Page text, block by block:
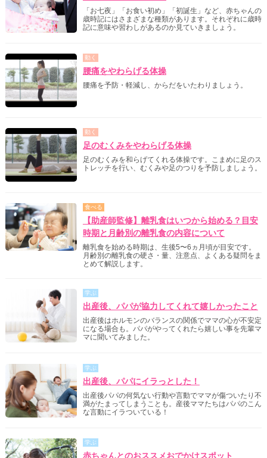
「お七夜」「お食い初め」「初誕生」など、赤ちゃんの
歳時記にはさまざまな種類があります。それぞれに歳時
記に意味や習わしがあるのか見ていきましょう。
動く
腰痛をやわらげる体操
腰痛を予防・軽減し、からだをいたわりましょう。
動く
足のむくみをやわらげる体操
足のむくみを和らげてくれる体操です。こまめに足のス
トレッチを行い、むくみや足のつりを予防しましょう。
食べる
【助産師監修】離乳食はいつから始める？目安
時期と月齢別の離乳食の内容について
離乳食を始める時期は、生後5〜6ヵ月頃が目安です。
月齢別の離乳食の硬さ・量、注意点、よくある疑問をま
とめて解説します。
学ぶ
出産後、パパが協力してくれて嬉しかったこと
出産後はホルモンのバランスの関係でママの心が不安定
になる場合も。パパがやってくれたら嬉しい事を先輩マ
マに聞いてみました。
学ぶ
出産後、パパにイラっとした！
出産後パパの何気ない行動や言動でママが傷ついたり不
満がたまってしまうことも。産後ママたちはパパのこん
な言動にイラついている！
学ぶ
赤ちゃんとのおススメおでかけスポット